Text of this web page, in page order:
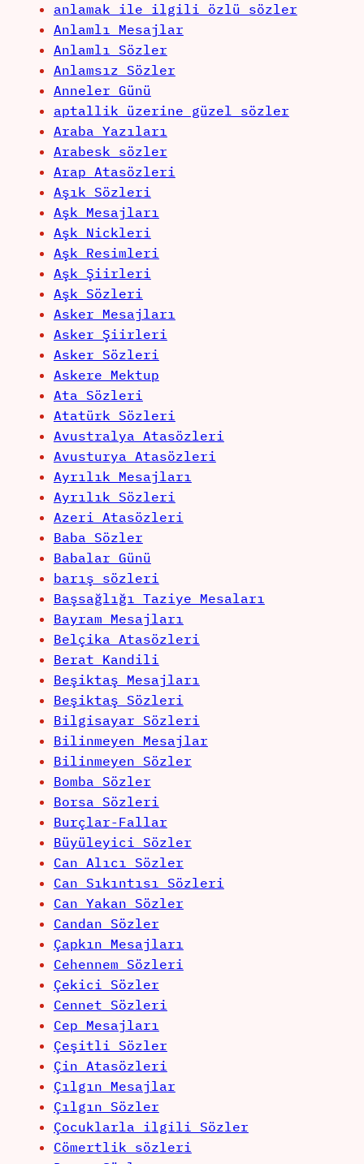
anlamak ile ilgili özlü sözler
Anlamlı Mesajlar
Anlamlı Sözler
Anlamsız Sözler
Anneler Günü
aptallik üzerine güzel sözler
Araba Yazıları
Arabesk sözler
Arap Atasözleri
Aşık Sözleri
Aşk Mesajları
Aşk Nickleri
Aşk Resimleri
Aşk Şiirleri
Aşk Sözleri
Asker Mesajları
Asker Şiirleri
Asker Sözleri
Askere Mektup
Ata Sözleri
Atatürk Sözleri
Avustralya Atasözleri
Avusturya Atasözleri
Ayrılık Mesajları
Ayrılık Sözleri
Azeri Atasözleri
Baba Sözler
Babalar Günü
barış sözleri
Başsağlığı Taziye Mesaları
Bayram Mesajları
Belçika Atasözleri
Berat Kandili
Beşiktaş Mesajları
Beşiktaş Sözleri
Bilgisayar Sözleri
Bilinmeyen Mesajlar
Bilinmeyen Sözler
Bomba Sözler
Borsa Sözleri
Burçlar-Fallar
Büyüleyici Sözler
Can Alıcı Sözler
Can Sıkıntısı Sözleri
Can Yakan Sözler
Candan Sözler
Çapkın Mesajları
Cehennem Sözleri
Çekici Sözler
Cennet Sözleri
Cep Mesajları
Çeşitli Sözler
Çin Atasözleri
Çılgın Mesajlar
Çılgın Sözler
Çocuklarla ilgili Sözler
Cömertlik sözleri